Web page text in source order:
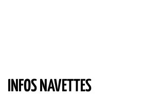
INFOS NAVETTES